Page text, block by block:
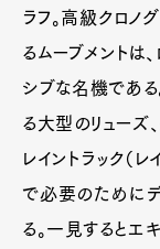
ラフ。高級クロノ
るムーブメントは
シブな名機であ
る大型のリューズ
レイントラック（
で必要のために
る。一見するとエ